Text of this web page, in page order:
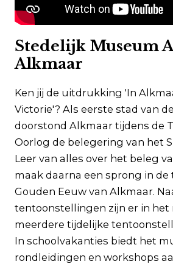
Stedelijk Museum
Alkmaar
Ken jij de uitdrukking 'In
Victorie'? Als eerste stad van
doorstond Alkmaar tijdens de
Oorlog de belegering van het
Leer van alles over het beleg
maak daarna een sprong in de
Gouden Eeuw van Alkmaar.
tentoonstellingen zijn er in het
meerdere tijdelijke
In schoolvakanties biedt het
rondleidingen en workshops